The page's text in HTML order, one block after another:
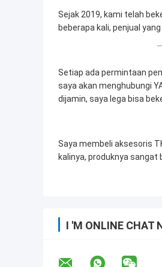
Sejak 2019, kami telah
beberapa kali, penjual
Setiap ada permintaan
saya akan menghubungi
dijamin, saya lega bisa
Saya membeli aksesoris
kalinya, produknya sangat
I 'M ONLINE CHAT